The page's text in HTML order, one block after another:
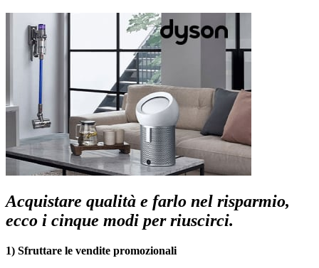
Acquistare qualità e farlo nel risparmio,
ecco i cinque modi per riuscirci.
1) Sfruttare le vendite promozionali